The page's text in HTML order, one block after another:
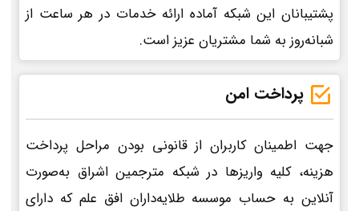
پشتیبانان این شبکه آماده ارائه خدمات در هر ساعت از
شبانه‌روز به شما مشتریان عزیز است.
پرداخت امن
جهت اطمینان کاربران از قانونی بودن مراحل پرداخت
هزینه، کلیه واریزها در شبکه مترجمین اشراق به‌صورت
آنلاین به حساب موسسه طلایه‌داران افق علم که دارای